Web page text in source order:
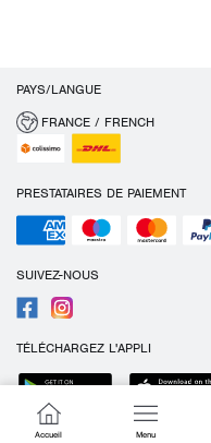
PAYS/LANGUE
FRANCE / FRENCH
PRESTATAIRES DE PAIEMENT
SUIVEZ-NOUS
TÉLÉCHARGEZ L'APPLI
Accueil Menu